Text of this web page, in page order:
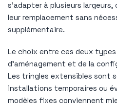
s’adapter à plusieurs
leur remplacement sans
supplémentaire.
Le choix entre ces deux
d’aménagement et de la
Les tringles extensibles sont
installations temporaires ou
modèles fixes conviennent